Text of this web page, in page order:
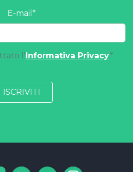
E-mail *
l'Informativa Privacy.*